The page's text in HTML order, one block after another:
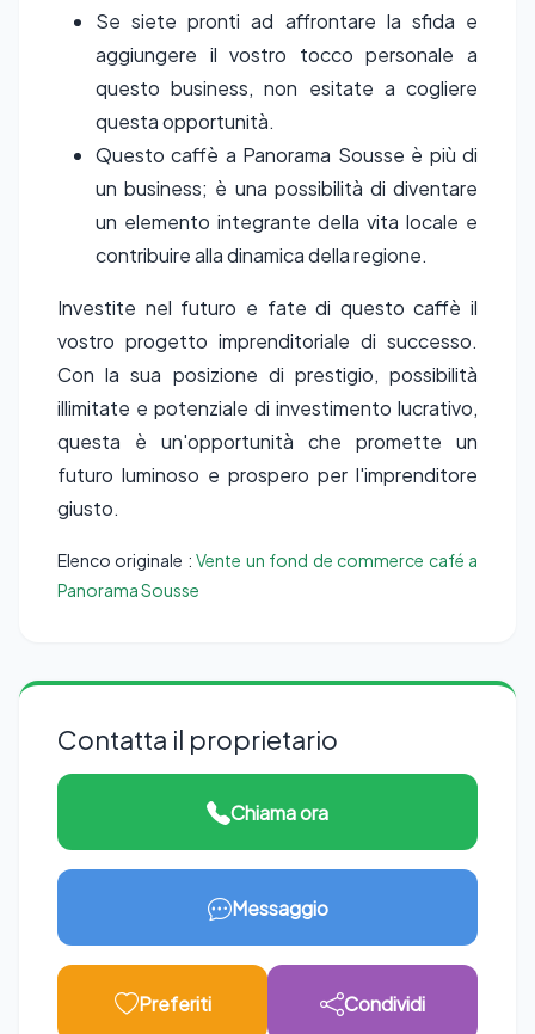
Se siete pronti ad affrontare la sfida e
aggiungere il vostro tocco personale a
questo business, non esitate a cogliere
questa opportunità.
Questo caffè a Panorama Sousse è più di
un business; è una possibilità di diventare
un elemento integrante della vita locale e
contribuire alla dinamica della regione.
Investite nel futuro e fate di questo caffè il
vostro progetto imprenditoriale di successo.
Con la sua posizione di prestigio, possibilità
illimitate e potenziale di investimento lucrativo,
questa è un'opportunità che promette un
futuro luminoso e prospero per l'imprenditore
giusto.
Elenco originale :Vente un fond de commerce café a
Panorama Sousse
Contatta il proprietario
Chiama ora
Messaggio
Preferiti Condividi